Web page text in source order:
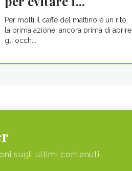
Per molti il caffè del mattino è un rito,
la prima azione, ancora prima di aprire
gli occh...
sugli ultimi contenuti